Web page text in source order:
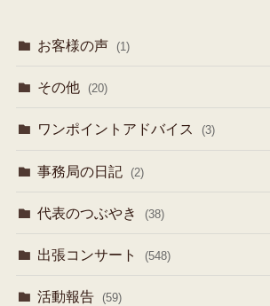
お客様の声 (1)
その他 (20)
ワンポイントアドバイス (3)
事務局の日記 (2)
代表のつぶやき (38)
出張コンサート (548)
活動報告 (59)